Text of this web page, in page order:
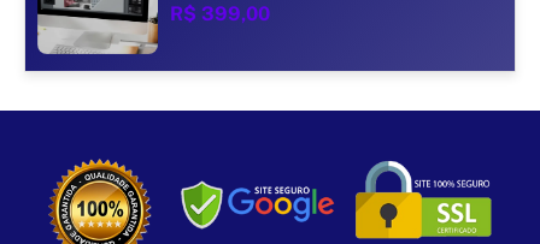
R$ 399,00